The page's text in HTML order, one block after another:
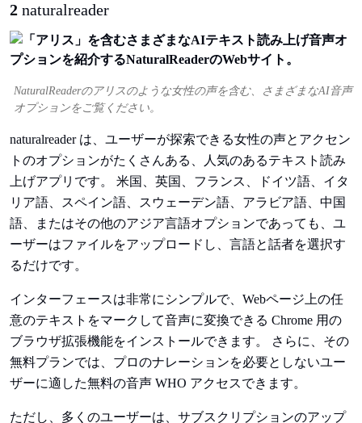
2 naturalreader
NaturalReaderのアリスのような女性の声を含む、さまざまなAI音声
オプションをご覧ください。
naturalreader は、ユーザーが探索できる女性の声とアクセン
トのオプションがたくさんある、人気のあるテキスト読み
上げアプリです。 米国、英国、フランス、ドイツ語、イタ
リア語、スペイン語、スウェーデン語、アラビア語、中国
語、またはその他のアジア言語オプションであっても、ユ
ーザーはファイルをアップロードし、言語と話者を選択す
るだけです。
インターフェースは非常にシンプルで、Webページ上の任
意のテキストをマークして音声に変換できる Chrome 用の
ブラウザ拡張機能をインストールできます。 さらに、その
無料プランでは、プロのナレーションを必要としないユー
ザーに適した無料の音声 WHO アクセスできます。
ただし、多くのユーザーは、サブスクリプションのアップ